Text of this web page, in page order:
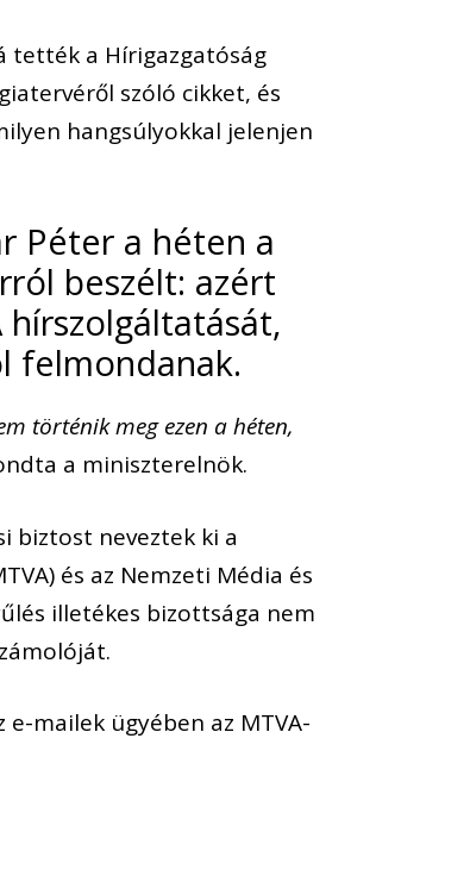
tették a Hírigazgatóság
szóló cikket, és
hangsúlyokkal jelenjen
Péter a héten a
beszélt: azért
felmondanak.
történik meg ezen a héten,
a miniszterelnök.
biztost neveztek ki a
és az Nemzeti Média és
illetékes bizottsága nem
mailek ügyében az MTVA-